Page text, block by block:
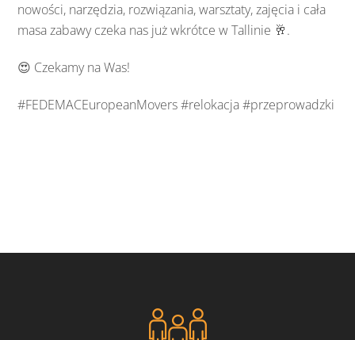
nowości, narzędzia, rozwiązania, warsztaty, zajęcia i cała
masa zabawy czeka nas już wkrótce w Tallinie 🥂.
😍 Czekamy na Was!
#FEDEMACEuropeanMovers #relokacja #przeprowadzki